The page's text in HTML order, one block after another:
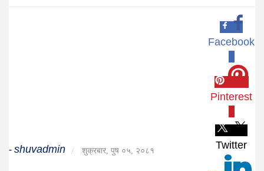
- shuvadmin / शुक्रबार, पुष ०५, २०८१
Facebook
Pinterest
Twitter